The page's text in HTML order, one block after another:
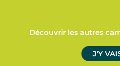
Découvrir les autres
J'Y